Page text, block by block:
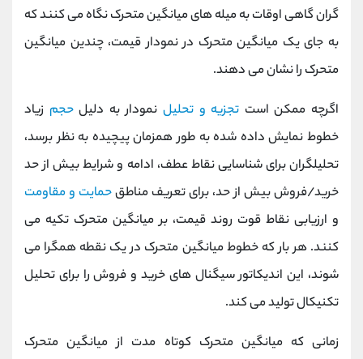
گران گاهی اوقات به میله های میانگین متحرک نگاه می کنند که
به جای یک میانگین متحرک در نمودار قیمت، چندین میانگین
متحرک را نشان می دهند.
اگرچه ممکن است تجزیه و تحلیلنمودار به دلیلحجم زیاد
خطوط نمایش داده شده به طور همزمان پیچیده به نظر برسد،
تحلیلگران برای شناسایی نقاط عطف، ادامه و شرایط بیش از حد
خرید/فروش بیش از حد، برای تعریف مناطقحمایت و مقاومت
و ارزیابی نقاط قوت روند قیمت، بر میانگین متحرک تکیه می
کنند. هر بار که خطوط میانگین متحرک در یک نقطه همگرا می
شوند، این اندیکاتور سیگنال های خرید و فروش را برای تحلیل
تکنیکال تولید می کند.
زمانی که میانگین متحرک کوتاه مدت از میانگین متحرک